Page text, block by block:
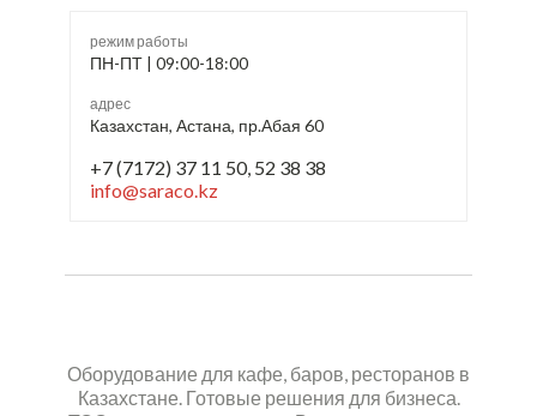
режим работы
ПН-ПТ | 09:00-18:00
адрес
Казахстан, Астана, пр.Абая 60
+7 (7172) 37 11 50, 52 38 38
info@saraco.kz
Оборудование для кафе, баров, ресторанов в
Казахстане. Готовые решения для бизнеса.